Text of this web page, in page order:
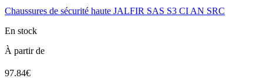
Chaussures de sécurité haute JALFIR SAS S3 CI AN SRC
En stock
À partir de
97.84€